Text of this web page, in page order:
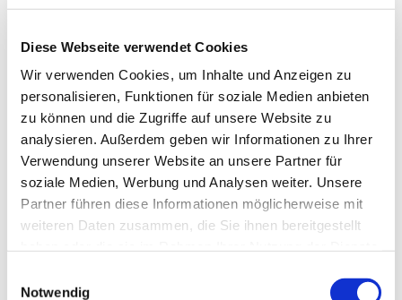
Diese Webseite verwendet Cookies
Wir verwenden Cookies, um Inhalte und Anzeigen zu
personalisieren, Funktionen für soziale Medien anbieten
zu können und die Zugriffe auf unsere Website zu
analysieren. Außerdem geben wir Informationen zu Ihrer
Verwendung unserer Website an unsere Partner für
soziale Medien, Werbung und Analysen weiter. Unsere
Partner führen diese Informationen möglicherweise mit
weiteren Daten zusammen, die Sie ihnen bereitgestellt
Notwendig